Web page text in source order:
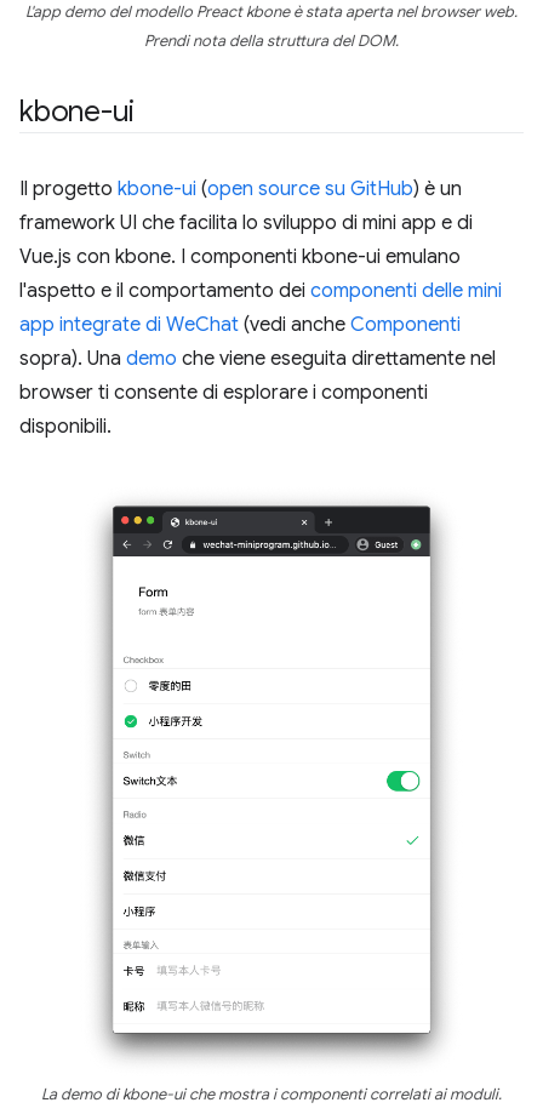
L'app demo del modello Preact kbone è stata aperta nel browser web.
Prendi nota della struttura del DOM.
kbone-ui
Il progetto kbone-ui (open source su GitHub) è un
framework UI che facilita lo sviluppo di mini app e di
Vue.js con kbone. I componenti kbone-ui emulano
l'aspetto e il comportamento dei componenti delle mini
app integrate di WeChat (vedi anche Componenti
sopra). Una demo che viene eseguita direttamente nel
browser ti consente di esplorare i componenti
disponibili.
La demo di kbone-ui che mostra i componenti correlati ai moduli.